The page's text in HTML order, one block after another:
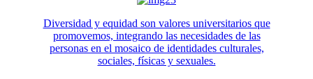
Diversidad y equidad son valores universitarios que
promovemos, integrando las necesidades de las
personas en el mosaico de identidades culturales,
sociales, físicas y sexuales.